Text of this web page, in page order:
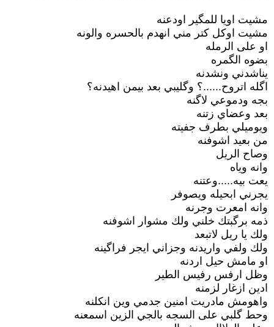
مشيت اويا للمگير اودعنه
مشيت اوكل كتر مني انهدم بالحسره والونه
او على الرمله
بضوه الگمره
يناشدني ونشدنه
اگله اتروح......؟ وگليبي بعد بيمن اهيدنه؟
بجه ودموعي لاگنه
بعد وعضاي زتنه
ويوميلي بطرف جفيته
من بعيد اشوفنه
وصاح الريل
وانه وياه
يعت بيه.....وعتنه
يجرني ابحيله ويصوفر
وانه امعرت وجرنه
ذمه برگبتك خلني ولك مشوار اشوفنه
ولك يا ريل لاتبعد
ولك ولفي واريدنه وجزاني ايجر فراگينه
او مامش حيل اردنه
وظل ارفس رفيس الطير
ادين ازغار لزمنه
واهومش مادريت امنين جدمي وين انكلنه
وحط گلبي على السجه بالجي الزين اسمعنه